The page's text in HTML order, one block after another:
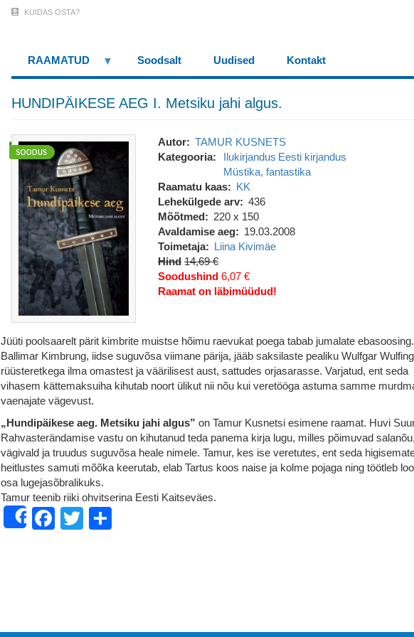
Menu
(logged
KUIDAS OSTA?
RAAMATUD Soodsalt Uudised Kontakt
HUNDIPÄIKESE AEG I. Metsiku jahi algus.
Autor
TAMUR KUSNETS
Kategooria
Ilukirjandus Eesti kirjandus
Müstika, fantastika
Raamatu kaas
KK
Lehekülgede arv
436
Mõõtmed
220 x 150
Avaldamise aeg
19.03.2008
Toimetaja
Liina Kivimäe
Hind 14,69 €
Soodushind 6,07 €
Raamat on läbimüüdud!
Jüüti poolsaarelt pärit kimbrite muistse hõimu raevukat poega tabab jumalate ebasoosing.
Ballimar Kimbrung, iidse suguvõsa viimane pärija, jääb saksilaste pealiku Wulfgar
rüüsteretkega ilma omastest ja väärilisest aust, sattudes orjasarasse. Varjatud, ent seda
vihasem kättemaksuiha kihutab noort ülikut nii nõu kui veretööga astuma samme
vaenajate vägevust.
„Hundipäikese aeg. Metsiku jahi algus” on Tamur Kusnetsi esimene raamat. Huvi
Rahvasterändamise vastu on kihutanud teda panema kirja lugu, milles põimuvad salanõu,
vägivald ja truudus suguvõsa heale nimele. Tamur, kes ise veretutes, ent seda
heitlustes samuti mõõka keerutab, elab Tartus koos naise ja kolme pojaga ning töötleb
osa lugejasõbralikuks.
Tamur teenib riiki ohvitserina Eesti Kaitseväes.
ShareFacebook
Twitter